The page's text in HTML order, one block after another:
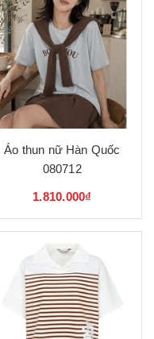
Áo thun nữ Hàn Quốc
080712
1.810.000₫